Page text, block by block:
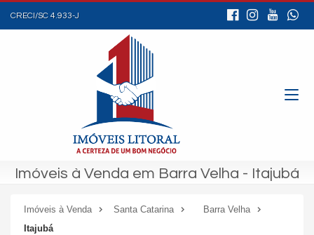
CRECI/SC 4.933-J
Imóveis à Venda em Barra Velha - Itajubá
Imóveis à Venda Santa Catarina
Barra Velha
Itajubá